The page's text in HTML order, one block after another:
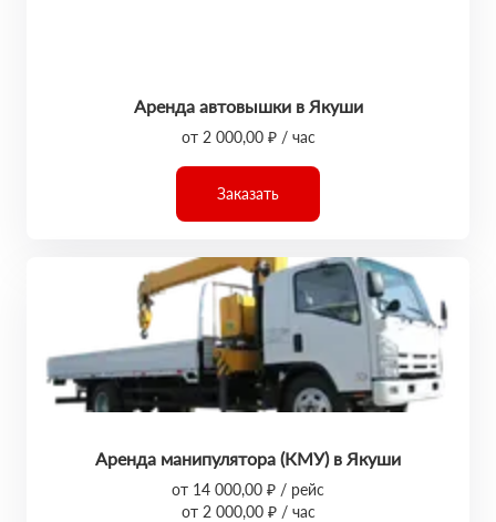
Аренда автовышки в Якуши
от 2 000,00 ₽ / час
Заказать
Аренда манипулятора (КМУ) в Якуши
от 14 000,00 ₽ / рейс
от 2 000,00 ₽ / час